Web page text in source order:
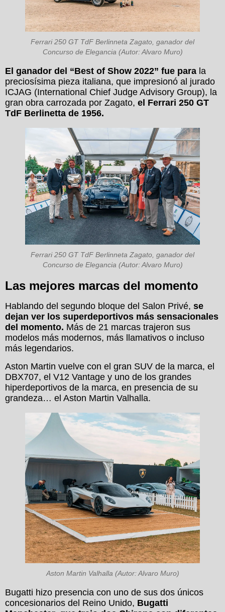
Ferrari 250 GT TdF Berlinneta Zagato, ganador del
Concurso de Elegancia (Autor: Alvaro Muro)
El ganador del “Best of Show 2022” fue para la
preciosísima pieza italiana, que impresionó al jurado
ICJAG (International Chief Judge Advisory Group), la
gran obra carrozada por Zagato, el Ferrari 250 GT
TdF Berlinetta de 1956.
Ferrari 250 GT TdF Berlinneta Zagato, ganador del
Concurso de Elegancia (Autor: Alvaro Muro)
Las mejores marcas del momento
Hablando del segundo bloque del Salon Privé, se
dejan ver los superdeportivos más sensacionales
del momento. Más de 21 marcas trajeron sus
modelos más modernos, más llamativos o incluso
más legendarios.
Aston Martin vuelve con el gran SUV de la marca, el
DBX707, el V12 Vantage y uno de los grandes
hiperdeportivos de la marca, en presencia de su
grandeza… el Aston Martin Valhalla.
Aston Martin Valhalla (Autor: Alvaro Muro)
Bugatti hizo presencia con uno de sus dos únicos
concesionarios del Reino Unido, Bugatti